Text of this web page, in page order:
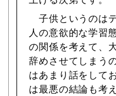
子供というのは
人の意欲的な学習
の関係を考えて、
辞めさせてしまう
はあまり話をして
は最悪の結論も考